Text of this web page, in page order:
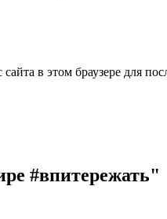
в этом браузере для
#впитережать"